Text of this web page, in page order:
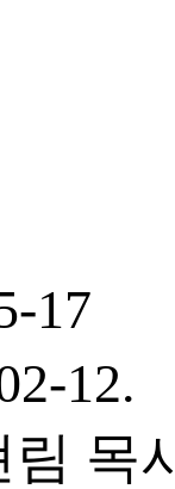
17
12.
림 목